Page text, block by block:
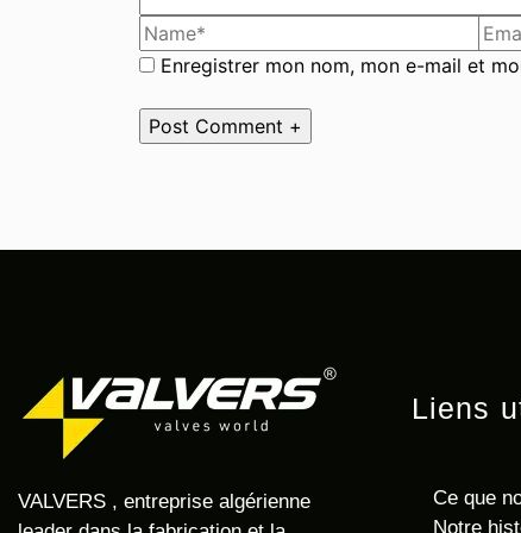
Enregistrer mon nom, mon e-mail et
VALVERS , entreprise algérienne
Liens
Ce que
Notre